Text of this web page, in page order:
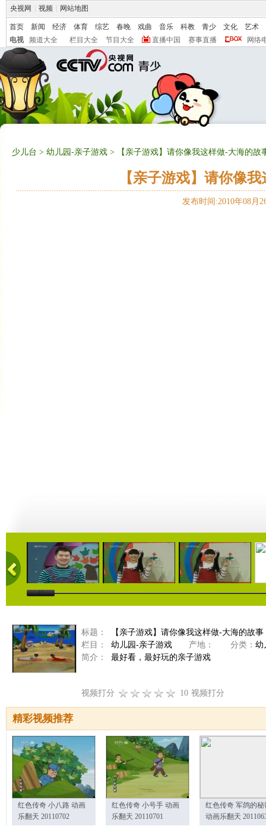
央视网 视频 网站地图
首页 新闻 经济 体育 综艺 春晚 戏曲 音乐 科教 青少 文化
艺术
电视
频道大全 栏目大全 节目大全 直播中国 赛事直播 网络
少儿台 > 幼儿园-亲子游戏 > 【亲子游戏】请你像我这样做-大海的故
【亲子游戏】请你像
发布时间:2010年08月
05:37 10:16 04:22
标题：
【亲子游戏】请你像我这样做-大海的故事
栏目：
幼儿园-亲子游戏 产地： 分类： 幼
简介：
最好看，最好玩的亲子游戏
视频打分 10 视频打分
精彩视频推荐
红色传奇 小八路 动画
乐翻天 20110702
红色传奇 小号手 动画
乐翻天 20110701
红色传奇 军鸽的秘
动画乐翻天